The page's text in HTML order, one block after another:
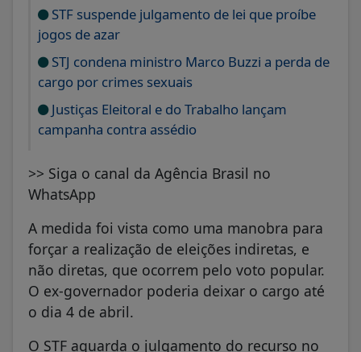
STF suspende julgamento de lei que proíbe
jogos de azar
STJ condena ministro Marco Buzzi a perda de
cargo por crimes sexuais
Justiças Eleitoral e do Trabalho lançam
campanha contra assédio
>> Siga o canal da Agência Brasil no
WhatsApp
A medida foi vista como uma manobra para
forçar a realização de eleições indiretas, e
não diretas, que ocorrem pelo voto popular.
O ex-governador poderia deixar o cargo até
o dia 4 de abril.
O STF aguarda o julgamento do recurso no